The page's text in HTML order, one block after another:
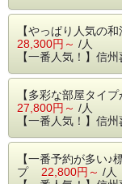
⑨ お
⑩ ハ
※ 内
※ 信
信州
２０
で、
お仕
【やっぱり人気の
28,300円～ /人
【一番人気！】信
【多彩な部屋タイ
27,800円～ /人
【一番人気！】信
【一番予約が多い
プ 22,800円～ /人